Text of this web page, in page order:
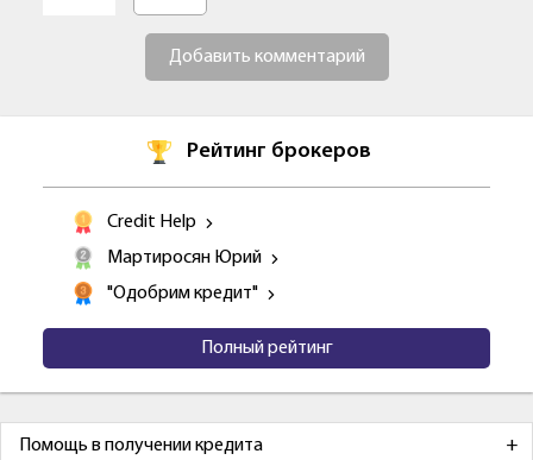
Добавить комментарий
Рейтинг брокеров
Credit Help
Мартиросян Юрий
"Одобрим кредит"
Полный рейтинг
Помощь в получении кредита